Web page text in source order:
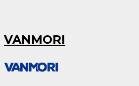
VANMORI